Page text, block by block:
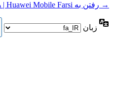
→ رفتن به Huawei Mobile Farsi | هوآوی موبایل فارسی
زبان